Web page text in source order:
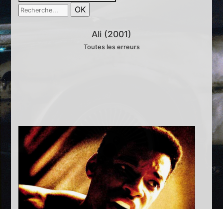
Ali (2001)
Toutes les erreurs